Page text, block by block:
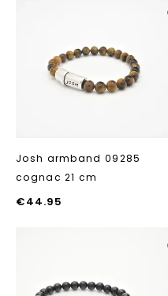
Josh armband 09285
cognac 21 cm
€44.95